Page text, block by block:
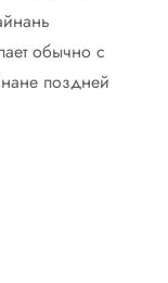
обычно с
поздней